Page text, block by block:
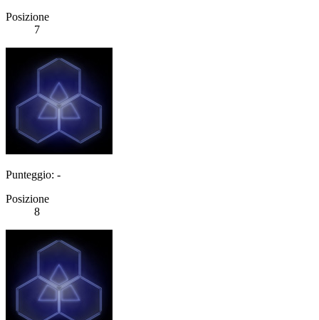
Posizione
7
Punteggio: -
Posizione
8